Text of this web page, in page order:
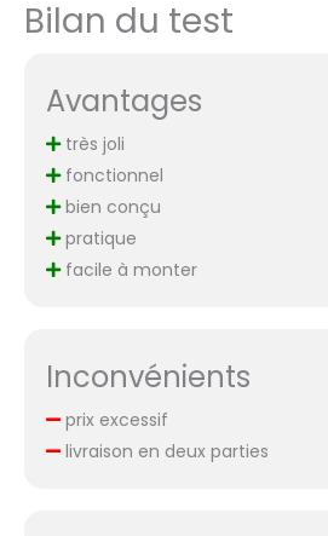
Bilan du test
Avantages
très joli
fonctionnel
bien conçu
pratique
facile à monter
Inconvénients
prix excessif
livraison en deux parties